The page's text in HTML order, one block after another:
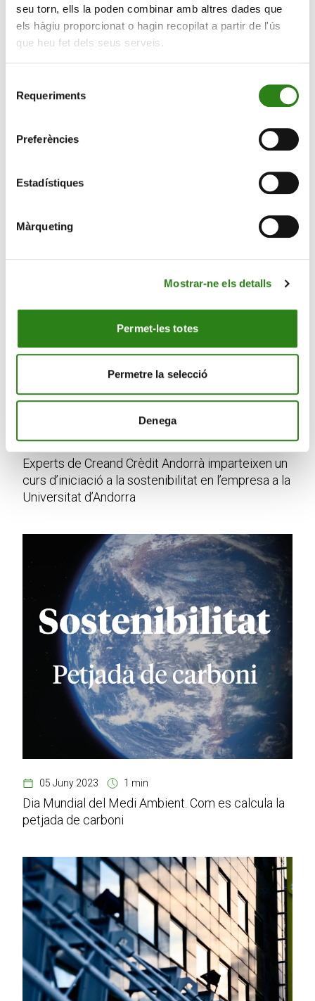
seu torn, ells la poden combinar amb altres dades que
els hàgiu proporcionat o hagin recopilat a partir de l'ús
que heu fet dels seus serveis.
Requeriments
Preferències
Estadístiques
Màrqueting
Mostrar-ne els detalls
Permet-les totes
Permetre la selecció
Denega
05 Juny 2024
12 Març 2024 2 min
Experts de Creand Crèdit Andorrà imparteixen un
curs d’iniciació a la sostenibilitat en l’empresa a la
Universitat d’Andorra
05 Juny 2023 1 min
Dia Mundial del Medi Ambient. Com es calcula la
petjada de carboni